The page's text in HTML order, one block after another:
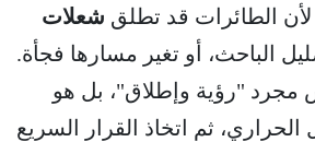
لأن الطائرات قد تطلق شعلات
الباحث، أو تغير مسارها فجأة.
مجرد "رؤية وإطلاق"، بل هو
الحراري، ثم اتخاذ القرار السريع